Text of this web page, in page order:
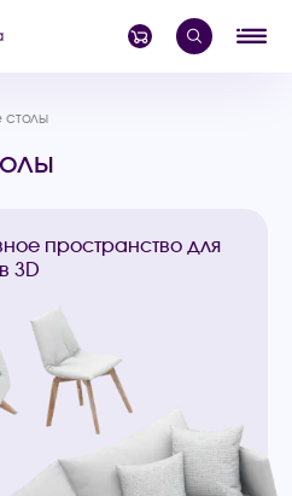
столы
пространство для
3D